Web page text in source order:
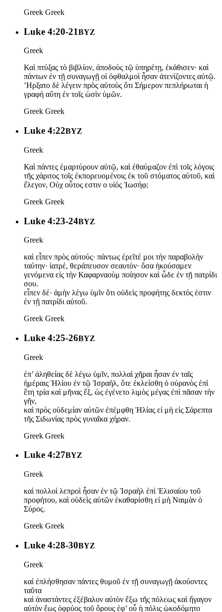
Greek Greek
Luke 4:20-21BYZ
Greek
Καὶ πτύξας τὸ βιβλίον, ἀποδοὺς τῷ ὑπηρέτῃ, ἐκάθισεν· καὶ
πάντων ἐν τῇ συναγωγῇ οἱ ὀφθαλμοὶ ἦσαν ἀτενίζοντες αὐτῷ.
’Ηρξατο δὲ λέγειν πρὸς αὐτοὺς ὅτι Σήμερον πεπλήρωται ἡ
γραφὴ αὕτη ἐν τοῖς ὠσὶν ὑμῶν.
Greek Greek
Luke 4:22BYZ
Greek
Καὶ πάντες ἐμαρτύρουν αὐτῷ, καὶ ἐθαύμαζον ἐπὶ τοῖς λόγοις
τῆς χάριτος τοῖς ἐκπορευομένοις ἐκ τοῦ στόματος αὐτοῦ, καὶ
ἔλεγον, Οὐχ οὗτος εστιν ο υἱός Ἰωσήφ;
Greek Greek
Luke 4:23-24BYZ
Greek
καὶ εἶπεν πρὸς αὐτούς· πάντως ἐρεῖτέ μοι τὴν παραβολὴν
ταύτην· ἰατρέ, θεράπευσον σεαυτόν· ὅσα ἠκούσαμεν
γενόμενα εἰς τὴν Καφαρναοὺμ ποίησον καὶ ὧδε ἐν τῇ πατρίδι
σου.
εἶπεν δέ· ἀμὴν λέγω ὑμῖν ὅτι οὐδεὶς προφήτης δεκτός ἐστιν
ἐν τῇ πατρίδι αὐτοῦ.
Greek Greek
Luke 4:25-26BYZ
Greek
ἐπ’ ἀληθείας δὲ λέγω ὑμῖν, πολλαὶ χῆραι ἦσαν ἐν ταῖς
ἡμέραις Ἠλίου ἐν τῷ Ἰσραήλ, ὅτε ἐκλείσθη ὁ οὐρανὸς ἐπὶ
ἔτη τρία καὶ μῆνας ἕξ, ὡς ἐγένετο λιμὸς μέγας ἐπὶ πᾶσαν τὴν
γῆν,
καὶ πρὸς οὐδεμίαν αὐτῶν ἐπέμφθη Ἠλίας εἰ μὴ εἰς Σάρεπτα
τῆς Σιδωνίας πρὸς γυναῖκα χήραν.
Greek Greek
Luke 4:27BYZ
Greek
καὶ πολλοὶ λεπροὶ ἦσαν ἐν τῷ Ἰσραὴλ ἐπὶ Ἐλισαίου τοῦ
προφήτου, καὶ οὐδεὶς αὐτῶν ἐκαθαρίσθη εἰ μὴ Ναιμὰν ὁ
Σύρος.
Greek Greek
Luke 4:28-30BYZ
Greek
καὶ ἐπλήσθησαν πάντες θυμοῦ ἐν τῇ συναγωγῇ ἀκούοντες
ταῦτα
καὶ ἀναστάντες ἐξέβαλον αὐτὸν ἔξω τῆς πόλεως καὶ ἤγαγον
αὐτὸν ἕως ὀφρύος τοῦ ὄρους ἐφ’ οὗ ἡ πόλις ᾠκοδόμητο